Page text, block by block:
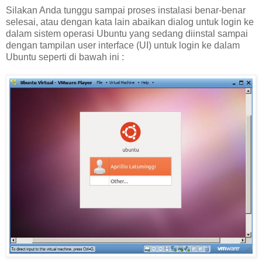
Silakan Anda tunggu sampai proses instalasi benar-benar
selesai, atau dengan kata lain abaikan dialog untuk login ke
dalam sistem operasi Ubuntu yang sedang diinstal sampai
dengan tampilan user interface (UI) untuk login ke dalam
Ubuntu seperti di bawah ini :